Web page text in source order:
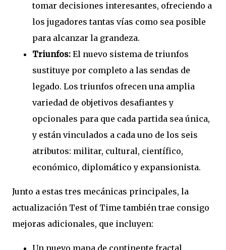
tomar decisiones interesantes, ofreciendo a
los jugadores tantas vías como sea posible
para alcanzar la grandeza.
Triunfos: El nuevo sistema de triunfos
sustituye por completo a las sendas de
legado. Los triunfos ofrecen una amplia
variedad de objetivos desafiantes y
opcionales para que cada partida sea única,
y están vinculados a cada uno de los seis
atributos: militar, cultural, científico,
económico, diplomático y expansionista.
Junto a estas tres mecánicas principales, la
actualización Test of Time también trae consigo
mejoras adicionales, que incluyen:
Un nuevo mapa de continente fractal